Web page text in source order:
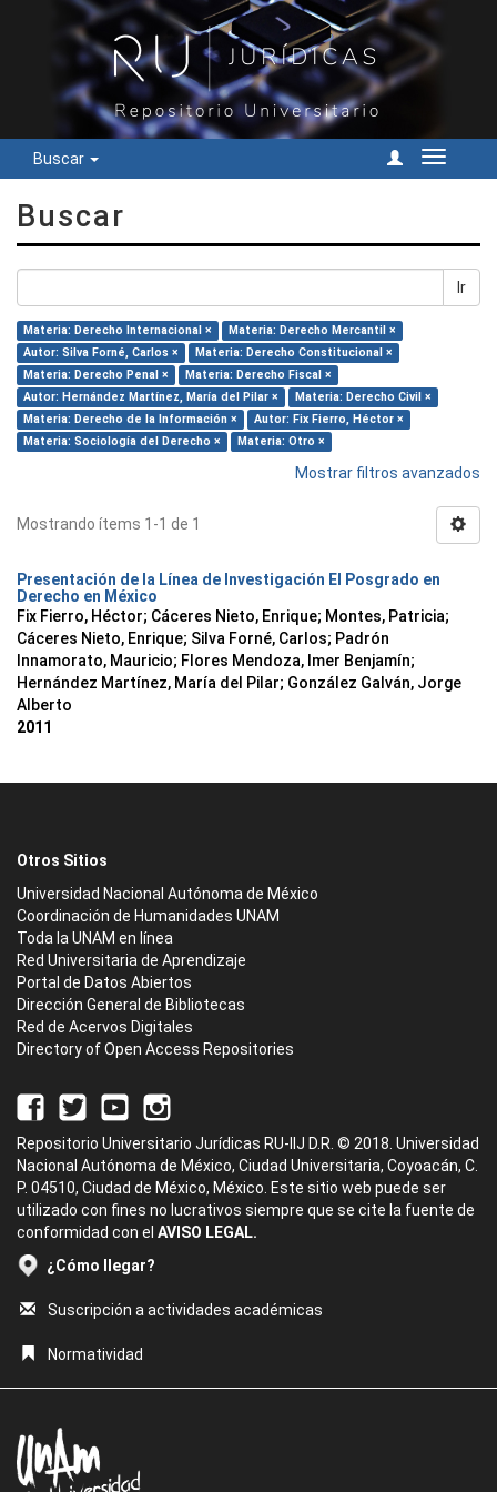
Buscar
Cambiar
Buscar
Ir
Materia: Derecho Internacional ×
Materia: Derecho Mercantil ×
Autor: Silva Forné, Carlos ×
Materia: Derecho Constitucional ×
Materia: Derecho Penal ×
Materia: Derecho Fiscal ×
Autor: Hernández Martínez, María del Pilar ×
Materia: Derecho Civil ×
Materia: Derecho de la Información ×
Autor: Fix Fierro, Héctor ×
Materia: Sociología del Derecho ×
Materia: Otro ×
Mostrar filtros avanzados
Mostrando ítems 1-1 de 1
Presentación de la Línea de Investigación El Posgrado en
Derecho en México
Fix Fierro, Héctor; Cáceres Nieto, Enrique; Montes, Patricia;
Cáceres Nieto, Enrique; Silva Forné, Carlos; Padrón
Innamorato, Mauricio; Flores Mendoza, Imer Benjamín;
Hernández Martínez, María del Pilar; González Galván, Jorge
Alberto
2011
Otros Sitios
Universidad Nacional Autónoma de México
Coordinación de Humanidades UNAM
Toda la UNAM en línea
Red Universitaria de Aprendizaje
Portal de Datos Abiertos
Dirección General de Bibliotecas
Red de Acervos Digitales
Directory of Open Access Repositories
Repositorio Universitario Jurídicas RU-IIJ D.R. © 2018. Universidad
Nacional Autónoma de México, Ciudad Universitaria, Coyoacán, C.
P. 04510, Ciudad de México, México. Este sitio web puede ser
utilizado con fines no lucrativos siempre que se cite la fuente de
conformidad con el AVISO LEGAL.
¿Cómo llegar?
Suscripción a actividades académicas
Normatividad